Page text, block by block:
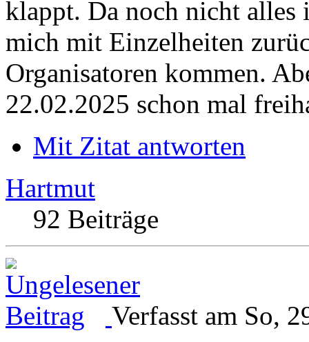
klappt. Da noch nicht alles
mich mit Einzelheiten
Organisatoren kommen.
22.02.2025 schon mal
Mit Zitat antworten
Hartmut
92 Beiträge
Verfasst am So,